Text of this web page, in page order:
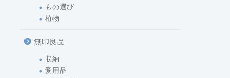
もの選び
植物
無印良品
収納
愛用品